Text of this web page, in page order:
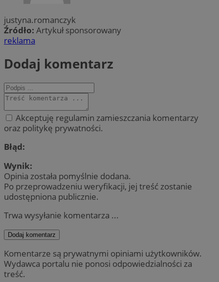
justyna.romanczyk
Źródło: Artykuł sponsorowany
reklama
Dodaj komentarz
Akceptuję regulamin zamieszczania komentarzy
oraz politykę prywatności.
Błąd:
Wynik:
Opinia została pomyślnie dodana.
Po przeprowadzeniu weryfikacji, jej treść zostanie
udostępniona publicznie.
Trwa wysyłanie komentarza ...
Dodaj komentarz
Komentarze są prywatnymi opiniami użytkowników.
Wydawca portalu nie ponosi odpowiedzialności za
treść.